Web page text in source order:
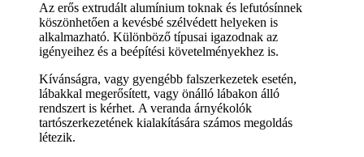
Az erős extrudált alumínium toknak és lefutósínnek
köszönhetően a kevésbé szélvédett helyeken is
alkalmazható. Különböző típusai igazodnak az
igényeihez és a beépítési követelményekhez is.
Kívánságra, vagy gyengébb falszerkezetek esetén,
lábakkal megerősített, vagy önálló lábakon álló
rendszert is kérhet. A veranda árnyékolók
tartószerkezetének kialakítására számos megoldás
létezik.